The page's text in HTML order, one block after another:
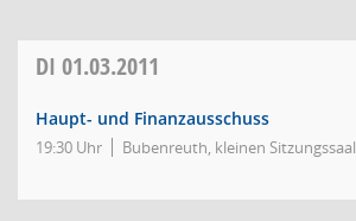
DI 01.03.2011
Haupt- und Finanzausschuss
19:30 Uhr Bubenreuth, kleinen Sitzungssaal